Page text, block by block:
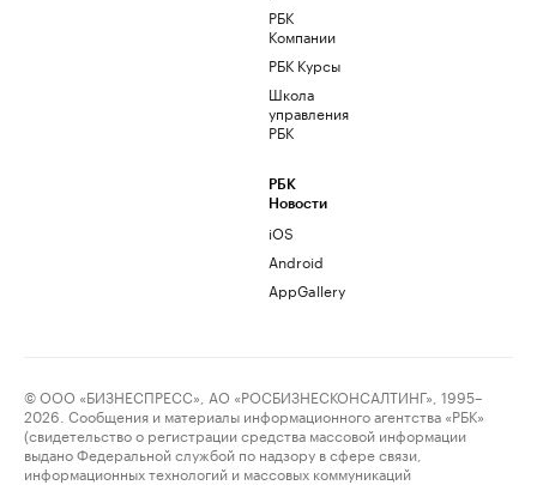
РБК
Компании
РБК Курсы
Школа
управления
РБК
РБК
Новости
iOS
Android
AppGallery
© ООО «БИЗНЕСПРЕСС», АО «РОСБИЗНЕСКОНСАЛТИНГ», 1995–
2026. Сообщения и материалы информационного агентства «РБК»
(свидетельство о регистрации средства массовой информации
выдано Федеральной службой по надзору в сфере связи,
информационных технологий и массовых коммуникаций